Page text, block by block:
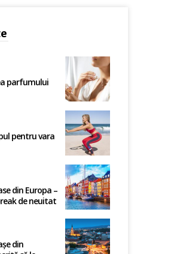
parfumului
pentru vara
din Europa –
de neuitat
din